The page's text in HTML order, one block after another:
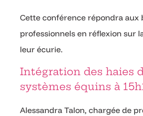
Cette conférence répondra aux
professionnels en réflexion sur
leur écurie.
Intégration des haies
systèmes équins à
Alessandra Talon, chargée de